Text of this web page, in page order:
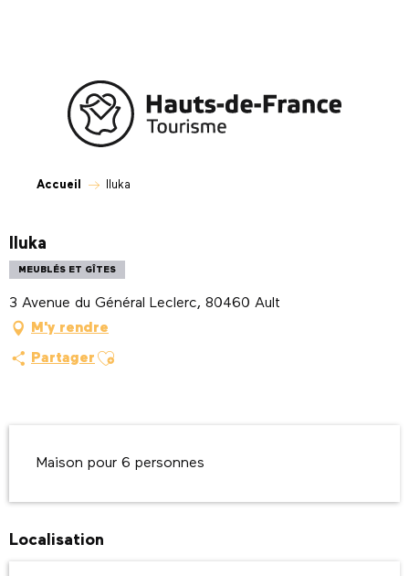
Accueil Iluka
Iluka
MEUBLÉS ET GÎTES
3 Avenue du Général Leclerc, 80460 Ault
M'y rendre
Partager Ajouter aux favoris
Maison pour 6 personnes
Localisation